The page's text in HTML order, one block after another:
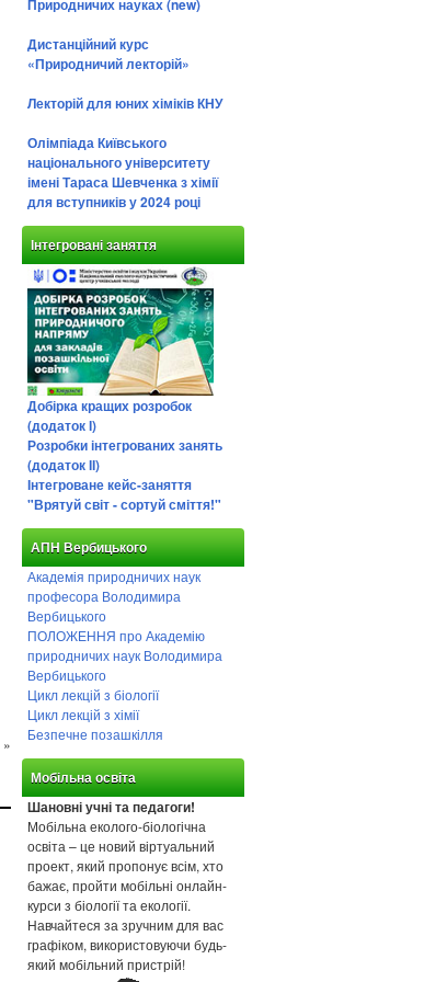
»
Природничих науках (new)
Дистанційний курс
«Природничий лекторій»
Лекторій для юних хіміків КНУ
Олімпіада Київського
національного університету
імені Тараса Шевченка з хімії
для вступників у 2024 році
Інтегровані заняття
Добірка кращих розробок
(додаток І)
Розробки інтегрованих занять
(додаток ІІ)
Інтегроване кейс-заняття
"Врятуй світ - сортуй сміття!"
АПН Вербицького
Академія природничих наук
професора Володимира
Вербицького
ПОЛОЖЕННЯ про Академію
природничих наук Володимира
Вербицького
Цикл лекцій з біології
Цикл лекцій з хімії
Безпечне позашкілля
Мобільна освіта
Шановні учні та педагоги!
Мобільна еколого-біологічна
освіта – це новий віртуальний
проект, який пропонує всім, хто
бажає, пройти мобільні онлайн-
курси з біології та екології.
Навчайтеся за зручним для вас
графіком, використовуючи будь-
який мобільний пристрій!